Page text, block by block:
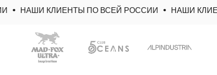
НАШИ КЛИЕНТЫ ПО ВСЕЙ РОССИИ НАШИ